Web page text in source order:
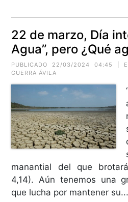
22 de marzo, Día
Agua”, pero ¿Qué
PUBLICADO 22/03/2024 04:45 |
GUERRA ÁVILA
manantial del que
4,14). Aún tenemos una
que lucha por mantener su...